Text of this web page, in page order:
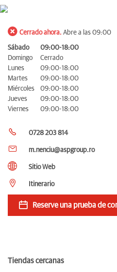
Cerrado ahora. Abre a las 09:00
Sábado
09:00-18:00
Domingo
Cerrado
Lunes
09:00-18:00
Martes
09:00-18:00
Miércoles
09:00-18:00
Jueves
09:00-18:00
Viernes
09:00-18:00
0728 203 814
m.nenciu@aspgroup.ro
Sitio Web
Itinerario
Reserve una prueba de
Tiendas cercanas